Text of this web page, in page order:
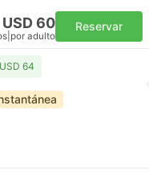
USD 60
por adulto
Reservar
64